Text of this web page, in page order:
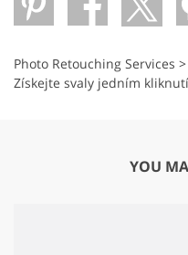
Photo Retouching Services >
Získejte svaly jedním
YOU